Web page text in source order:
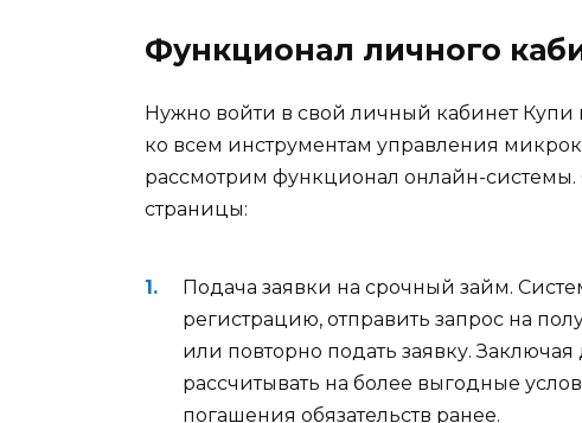
Функционал личного
Нужно войти в свой личный кабинет Купи
ко всем инструментам управления
рассмотрим функционал онлайн-
страницы:
Подача заявки на срочный займ.
регистрацию, отправить запрос на
или повторно подать заявку.
рассчитывать на более выгодные
погашения обязательств ранее.